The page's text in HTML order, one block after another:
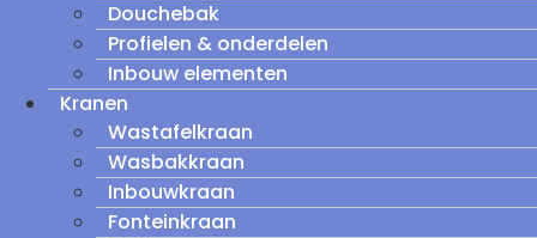
Douchebak
Profielen & onderdelen
Inbouw elementen
Kranen
Wastafelkraan
Wasbakkraan
Inbouwkraan
Fonteinkraan